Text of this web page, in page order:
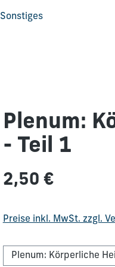
Sonstiges
Plenum:
- Teil 1
Regulärer Preis:
2,50 €
Preise inkl. MwSt. zzgl.